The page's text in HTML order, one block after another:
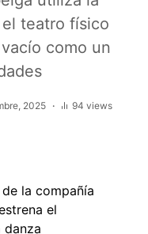
teatro físico
como un
2025
94 views
la compañía
el
danza